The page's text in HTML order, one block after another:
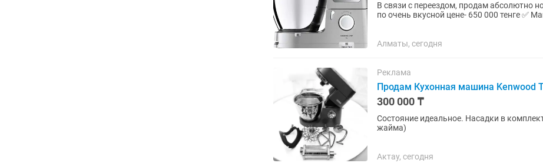
В связи с переездом, продам абсолютно
по очень вкусной цене- 650 000 тенге ✅ Машина ни разу не использовалась ✅ Полная
Алматы, сегодня
Реклама
Продам Кухонная машина Kenwood
300 000 ₸
Состояние идеальное. Насадки в
жайма)
Актау, сегодня